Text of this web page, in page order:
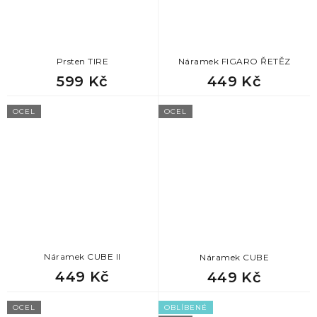
dárek k svátku pro přítele
Prsten TIRE
599 Kč
Náramek FIGARO ŘETĚZ
449 Kč
OCEL
Náramek CUBE II
449 Kč
OCEL
Náramek CUBE
449 Kč
OCEL
OBLÍBENÉ